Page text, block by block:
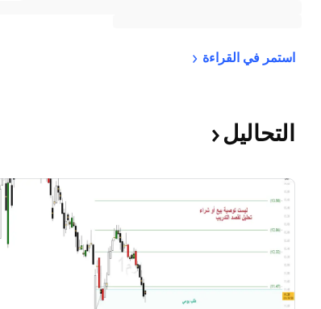
استمر في القراءة
التحاليل